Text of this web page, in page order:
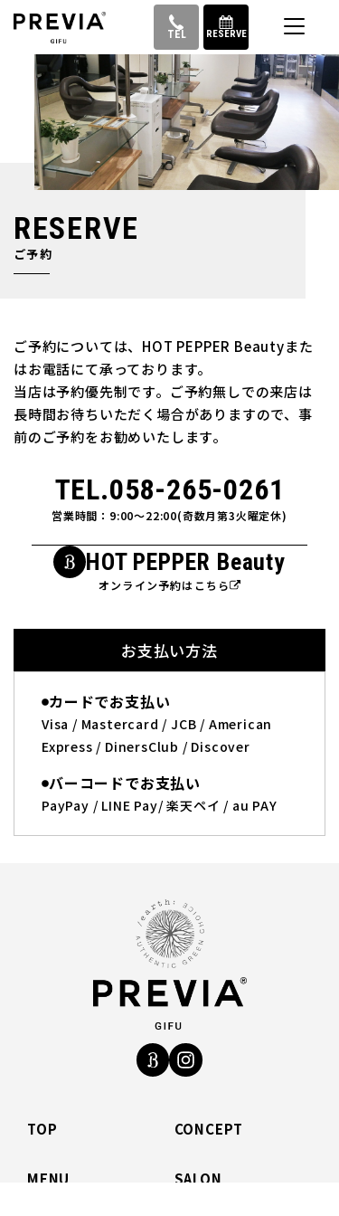
コ
ン
TEL RESERVE
RESERVE
ご予約
ご予約については、HOT PEPPER Beautyまた
はお電話にて承っております。
当店は予約優先制です。ご予約無しでの来店は
長時間お待ちいただく場合がありますので、事
前のご予約をお勧めいたします。
TEL.058-265-0261
営業時間： 9:00～22:00(奇数月第3火曜定休)
HOT PEPPER Beauty
オンライン予約はこちら
お支払い方法
カードでお支払い
Visa / Mastercard / JCB / American
Express / DinersClub / Discover
バーコードでお支払い
PayPay / LINE Pay/ 楽天ペイ / au PAY
TOP CONCEPT
MENU SALON